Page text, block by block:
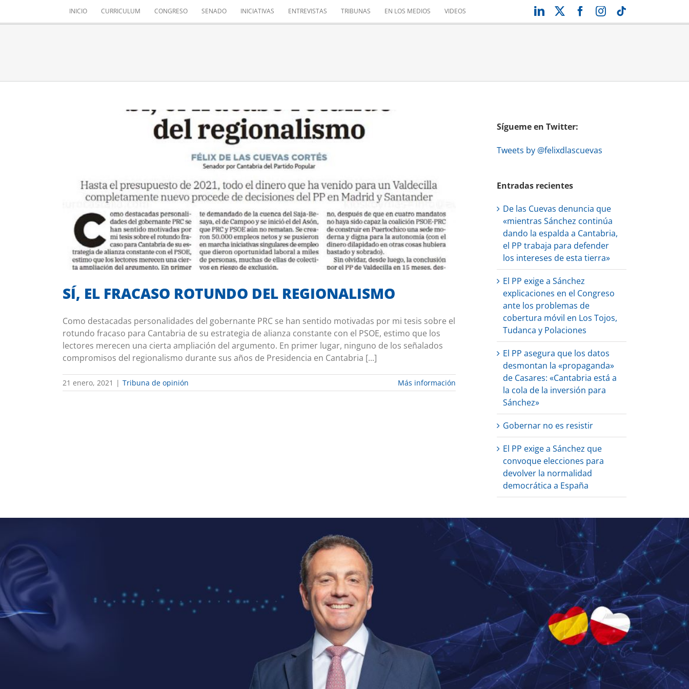
INICIO CURRICULUM CONGRESO SENADO INICIATIVAS ENTREVISTAS TRIBUNAS EN LOS MEDIOS VIDEOS LinkedIn Facebook
Instagram
SÍ, EL FRACASO ROTUNDO DEL REGIONALISMO
Tribuna de opinión
SÍ, EL FRACASO ROTUNDO DEL REGIONALISMO
Como destacadas personalidades del gobernante PRC se han sentido motivadas por mi tesis sobre el
rotundo fracaso para Cantabria de su estrategia de alianza constante con el PSOE, estimo que los
lectores merecen una cierta ampliación del argumento. En primer lugar, ninguno de los señalados
compromisos del regionalismo durante sus años de Presidencia en Cantabria [...]
21 enero, 2021 | Tribuna de opinión Más información
Sígueme en Twitter:
Tweets by @felixdlascuevas
Entradas recientes
De las Cuevas denuncia que
«mientras Sánchez continúa
dando la espalda a Cantabria,
el PP trabaja para defender
los intereses de esta tierra»
El PP exige a Sánchez
explicaciones en el Congreso
ante los problemas de
cobertura móvil en Los Tojos,
Tudanca y Polaciones
El PP asegura que los datos
desmontan la «propaganda»
de Casares: «Cantabria está a
la cola de la inversión para
Sánchez»
Gobernar no es resistir
El PP exige a Sánchez que
convoque elecciones para
devolver la normalidad
democrática a España